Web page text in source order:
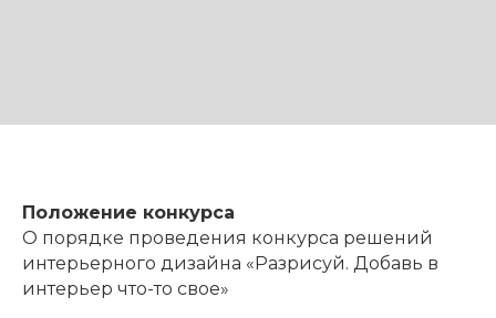
Положение конкурса
О порядке проведения конкурса решений
интерьерного дизайна «Разрисуй. Добавь в
интерьер что-то свое»